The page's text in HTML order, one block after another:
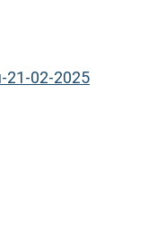
02-2025